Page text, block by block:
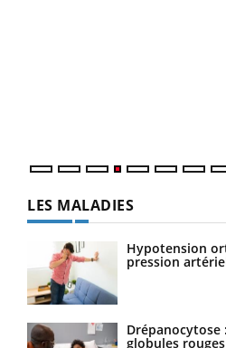
LES MALADIES
Hypotension
pression
globules